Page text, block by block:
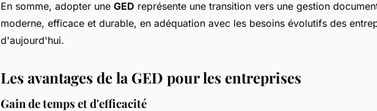
En somme, adopter une GED représente une transition vers une gestion
moderne, efficace et durable, en adéquation avec les besoins évolutifs des
d'aujourd'hui.
Les avantages de la GED pour les entreprises
Gain de temps et d'efficacité